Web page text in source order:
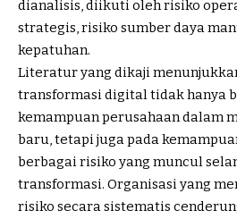
dianalisis, diikuti oleh risiko
strategis, risiko sumber daya
kepatuhan.
Literatur yang dikaji
transformasi digital tidak hanya
kemampuan perusahaan dalam
baru, tetapi juga pada
berbagai risiko yang muncul
transformasi. Organisasi yang
risiko secara sistematis